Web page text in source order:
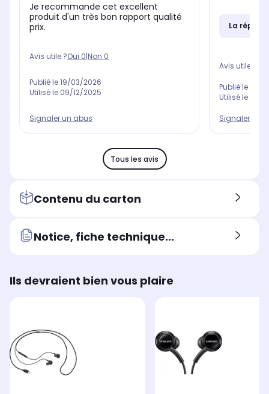
Je recommande cet excellent
produit d'un très bon rapport qualité
prix.
Avis utile ?Oui 0|Non 0
Publié le19/03/2026
Utilisé le 09/12/2025
Signaler un abus
La
Avis utile ?
Publié le
Utilisé le
Signaler un
Tous les avis
Contenu du carton
Notice, fiche technique...
Ils devraient bien vous plaire